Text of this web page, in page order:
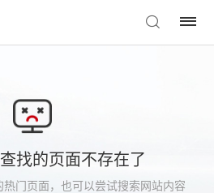
找的页面不存在了
热门页面，也可以尝试搜索网站内容